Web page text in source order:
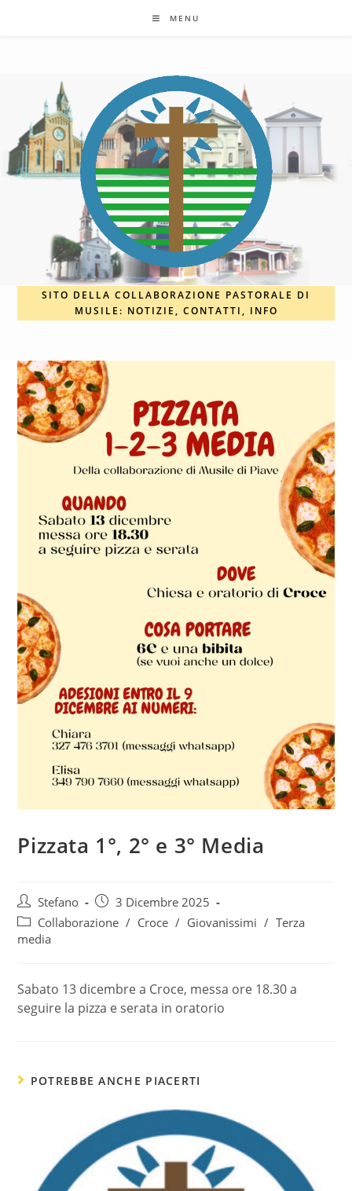
MENU
SITO DELLA COLLABORAZIONE PASTORALE DI
MUSILE: NOTIZIE, CONTATTI, INFO
Pizzata 1°, 2° e 3° Media
Autore
dell'articolo:
Stefano
Articolo
pubblicato:
3 Dicembre 2025
Categoria
dell'articolo:
Collaborazione / Croce / Giovanissimi / Terza
media
Sabato 13 dicembre a Croce, messa ore 18.30 a
seguire la pizza e serata in oratorio
POTREBBE ANCHE PIACERTI